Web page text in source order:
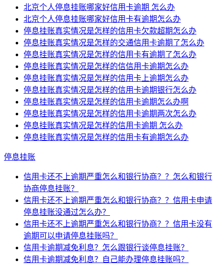
北京个人停息挂账哪家好信用卡逾期 怎么办
北京个人停息挂账哪家好信用卡有逾期怎么办
停息挂账真实情况是怎样的信用卡欠款超期怎么办
停息挂账真实情况是怎样的交通信用卡逾期了怎么办
停息挂账真实情况是怎样的信用卡有逾期了怎么办
停息挂账真实情况是怎样的信信用卡逾期怎么办
停息挂账真实情况是怎样的信用卡上逾期怎么办
停息挂账真实情况是怎样的信用卡逾期银行怎么办
停息挂账真实情况是怎样的信用卡逾期怎么办啊
停息挂账真实情况是怎样的信用卡逾期两次怎么办
停息挂账真实情况是怎样的信用卡逾期 怎么办
停息挂账真实情况是怎样的信用卡有逾期怎么办
停息挂账
信用卡还不上逾期严重怎么和银行协商？？怎么和银行
协商停息挂账？
信用卡还不上逾期严重怎么和银行协商？？信用卡申请
停息挂账没通过怎么办？
信用卡还不上逾期严重怎么和银行协商？？信用卡没有
逾期可以申请停息挂账吗？
信用卡逾期减免利息？怎么跟银行谈停息挂账？
信用卡逾期减免利息？自己能办理停息挂账吗？